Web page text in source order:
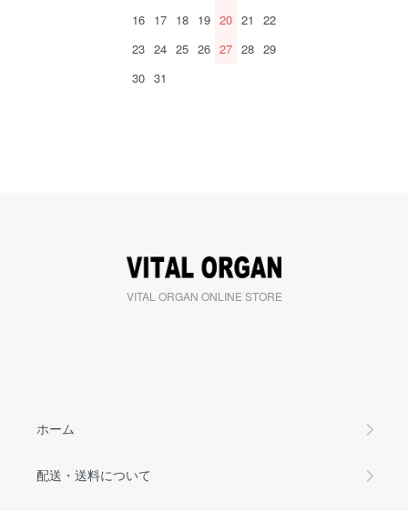
16 17 18 19 20 21
22
23 24 25 26 27 28 29
30 31
VITAL ORGAN ONLINE STORE
ホーム
配送・送料について